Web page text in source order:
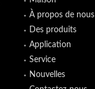
À propos de nous
Des produits
Application
Service
Nouvelles